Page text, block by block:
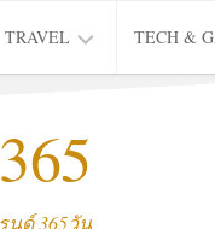
TRAVEL
THAI
TRIP
TECH &
นด์ 365วัน